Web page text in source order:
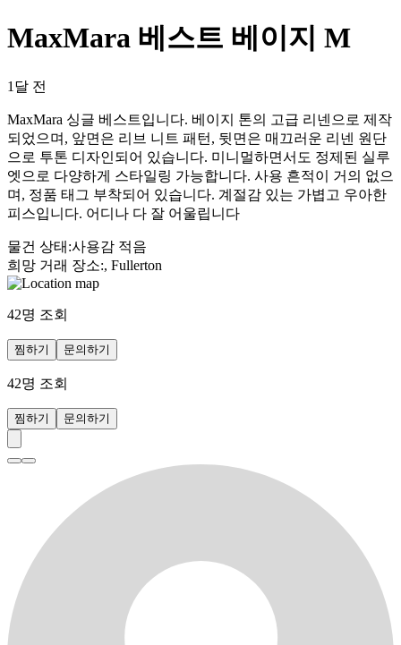
MaxMara 베스트 베이지 M
1달 전
MaxMara 싱글 베스트입니다. 베이지 톤의 고급 리넨으로 제작
되었으며, 앞면은 리브 니트 패턴, 뒷면은 매끄러운 리넨 원단
으로 투톤 디자인되어 있습니다. 미니멀하면서도 정제된 실루
엣으로 다양하게 스타일링 가능합니다. 사용 흔적이 거의 없으
며, 정품 태그 부착되어 있습니다. 계절감 있는 가볍고 우아한
피스입니다. 어디나 다 잘 어울립니다
물건 상태 :사용감 적음
희망 거래 장소:, Fullerton
42명 조회
찜하기 문의하기
42명 조회
찜하기 문의하기